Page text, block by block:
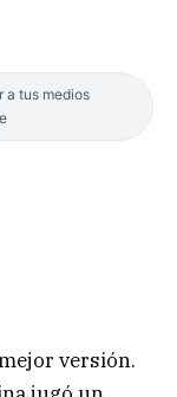
a tus medios
versión.